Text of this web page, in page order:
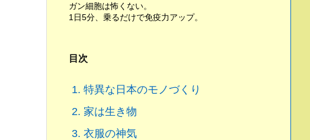
ガン細胞は怖くない。
1日5分、乗るだけで免疫力アップ。
目次
1. 特異な日本のモノづくり
2. 家は生き物
3. 衣服の神気